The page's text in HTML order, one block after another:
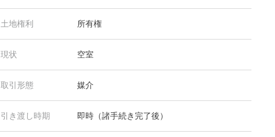
土地権利 所有権
現状 空室
取引形態 媒介
引き渡し時期 即時（諸手続き完了後）